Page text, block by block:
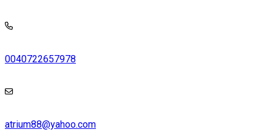
0040722657978
atrium88@yahoo.com